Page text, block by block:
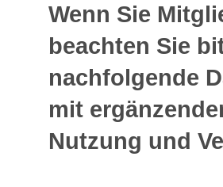
Wenn Sie
beachten Sie
nachfolgende
mit
Nutzung und